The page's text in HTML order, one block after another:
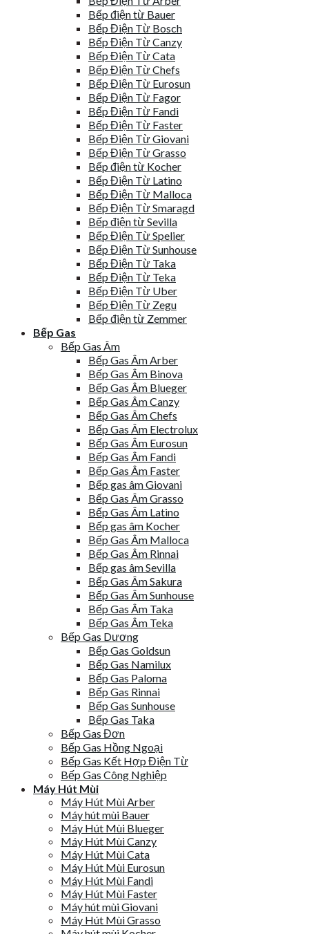
Bếp điện từ Bauer
Bếp Điện Từ Bosch
Bếp Điện Từ Canzy
Bếp Điện Từ Cata
Bếp Điện Từ Chefs
Bếp Điện Từ Eurosun
Bếp Điện Từ Fagor
Bếp Điện Từ Fandi
Bếp Điện Từ Faster
Bếp Điện Từ Giovani
Bếp Điện Từ Grasso
Bếp điện từ Kocher
Bếp Điện Từ Latino
Bếp Điện Từ Malloca
Bếp Điện Từ Smaragd
Bếp điện từ Sevilla
Bếp Điện Từ Spelier
Bếp Điện Từ Sunhouse
Bếp Điện Từ Taka
Bếp Điện Từ Teka
Bếp Điện Từ Uber
Bếp Điện Từ Zegu
Bếp điện từ Zemmer
Bếp Gas
Bếp Gas Âm
Bếp Gas Âm Arber
Bếp Gas Âm Binova
Bếp Gas Âm Blueger
Bếp Gas Âm Canzy
Bếp Gas Âm Chefs
Bếp Gas Âm Electrolux
Bếp Gas Âm Eurosun
Bếp Gas Âm Fandi
Bếp Gas Âm Faster
Bếp gas âm Giovani
Bếp Gas Âm Grasso
Bếp Gas Âm Latino
Bếp gas âm Kocher
Bếp Gas Âm Malloca
Bếp Gas Âm Rinnai
Bếp gas âm Sevilla
Bếp Gas Âm Sakura
Bếp Gas Âm Sunhouse
Bếp Gas Âm Taka
Bếp Gas Âm Teka
Bếp Gas Dương
Bếp Gas Goldsun
Bếp Gas Namilux
Bếp Gas Paloma
Bếp Gas Rinnai
Bếp Gas Sunhouse
Bếp Gas Taka
Bếp Gas Đơn
Bếp Gas Hồng Ngoại
Bếp Gas Kết Hợp Điện Từ
Bếp Gas Công Nghiệp
Máy Hút Mùi
Máy Hút Mùi Arber
Máy hút mùi Bauer
Máy Hút Mùi Blueger
Máy Hút Mùi Canzy
Máy Hút Mùi Cata
Máy Hút Mùi Eurosun
Máy Hút Mùi Fandi
Máy Hút Mùi Faster
Máy hút mùi Giovani
Máy Hút Mùi Grasso